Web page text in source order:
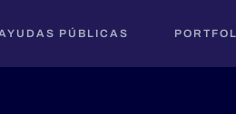
PÚBLICAS